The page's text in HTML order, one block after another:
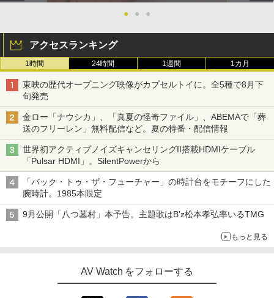
● ● ●
アクセスランキング
1時間 24時間 1週間 1カ月
東映の歴代オープニング映像がカプセルトイに。全5種で8月下
旬発売
金ロー「ナウシカ」、「真夏の怪奇ファイル」、ABEMAで「葬
送のフリーレン」無料配信など。夏の特番・配信情報
世界初アクティブノイズキャンセリングII搭載HDMIケーブル
「Pulsar HDMI」。SilentPowerから
「バック・トゥ・ザ・フューチャー」の時計台をモチーフにした
腕時計。1985本限定
9月公開「八つ墓村」本予告。主題歌はB'z松本孝弘率いるTMG
もっと見る
AV Watch をフォローする